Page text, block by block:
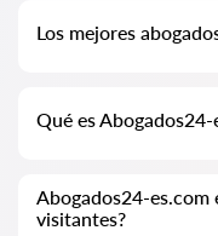
especialmente para
abogados con números de
Los mejores
información completa.
teléfono y direcciones.
Qué es Abogados24-
Ayudamos a personas
extranjeras.
Abogados24-es.com
visitantes?